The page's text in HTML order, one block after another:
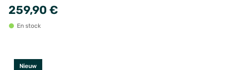
259,90 €
En stock
Nieuw